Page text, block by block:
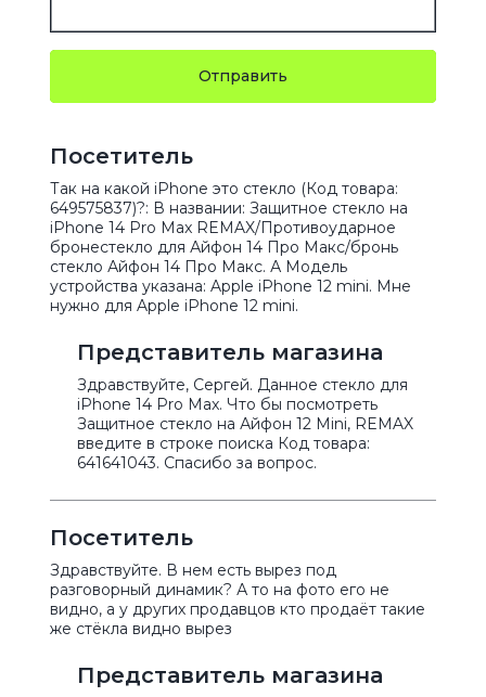
Отправить
Посетитель
Так на какой iPhone это стекло (Код товара:
649575837)?: В названии: Защитное стекло на
iPhone 14 Pro Max REMAX/Противоударное
бронестекло для Айфон 14 Про Макс/бронь
стекло Айфон 14 Про Макс. А Модель
устройства указана: Apple iPhone 12 mini. Мне
нужно для Apple iPhone 12 mini.
Представитель магазина
Здравствуйте, Сергей. Данное стекло для
iPhone 14 Pro Max. Что бы посмотреть
Защитное стекло на Айфон 12 Mini, REMAX
введите в строке поиска Код товара:
641641043. Спасибо за вопрос.
Посетитель
Здравствуйте. В нем есть вырез под
разговорный динамик? А то на фото его не
видно, а у других продавцов кто продаёт такие
же стёкла видно вырез
Представитель магазина